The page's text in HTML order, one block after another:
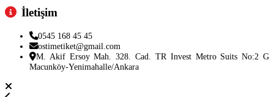
İletişim
0545 168 45 45
ostimetiket@gmail.com
M. Akif Ersoy Mah. 328. Cad. TR Invest Metro Suits No:2 G
Macunköy-Yenimahalle/Ankara